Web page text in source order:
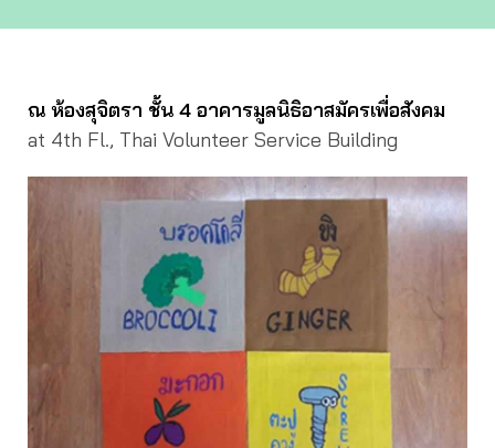
ณ ห้องสุจิตรา ชั้น 4 อาคารมูลนิธิอาสมัครเพื่อสังคม
at 4th Fl., Thai Volunteer Service Building